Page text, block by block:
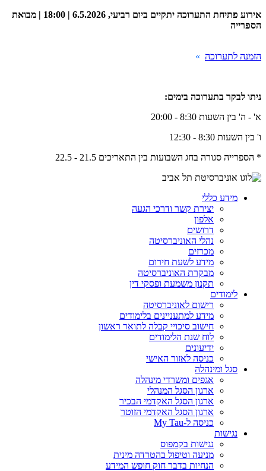
אירוע פתיחת התערוכה יתקיים ביום רביעי, 6.5.2026 | 18:00 | מבואת
הספרייה
הזמנה לתערוכה »
ניתו לבקר בתערוכה בימים:
א' - ה' בין השעות 8:30 - 20:00
ו' בין השעות 8:30 - 12:30
* הספרייה סגורה בחג השבועות בין התאריכים 21.5 - 22.5
מידע כללי
יצירת קשר ודרכי הגעה
אלפון
דרושים
נהלי האוניברסיטה
מכרזים
מידע לשעת חירום
מבקרת האוניברסיטה
תקנון משמעת ופסקי דין
לימודים
רישום לאוניברסיטה
מידע למתעניינים בלימודים
חישוב סיכויי קבלה לתואר ראשון
לוח שנת הלימודים
ידיעונים
כניסה לאזור האישי
סגל ומינהלה
אגפים ומשרדי מינהלה
ארגון הסגל המנהלי
ארגון הסגל האקדמי הבכיר
ארגון הסגל האקדמי הזוטר
כניסה ל-My Tau
נגישות
נגישות בקמפוס
מניעה וטיפול בהטרדה מינית
הנחיות בדבר חוק חופש המידע